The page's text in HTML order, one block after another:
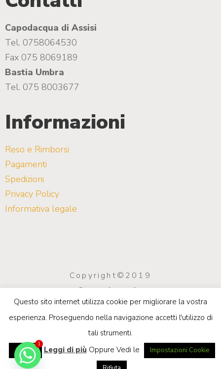
Capodacqua di Assisi
Tel. 0758064530
Fax 075 8069189
Bastia Umbra
Tel. 075 8003677
Informazioni
Reso e Rimborsi
Pagamenti
Spedizioni
Privacy Policy
Informativa legale
Copyright©2019
Saco Arreda
info@sacoarreda.com| P.IVA
03923970549
Privacy e Cookie Policy
Questo sito internet utilizza cookie per migliorare la vostra
esperienza. Proseguendo nella navigazione accetti l'utilizzo di
tali strumenti.
Accetta Leggi di più Oppure Vedi le
Impostazioni Cookie
1